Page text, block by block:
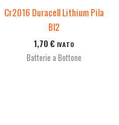
Cr2016 Duracell Lithium Pila
Bl2
1,70€ IVATO
Batterie a Bottone